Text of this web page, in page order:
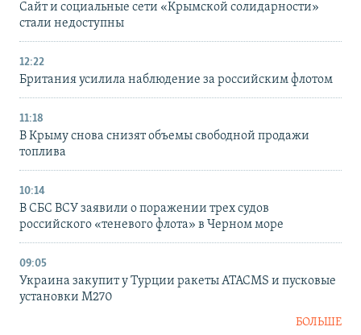
Сайт и социальные сети «Крымской солидарности»
стали недоступны
12:22
Британия усилила наблюдение за российским флотом
11:18
В Крыму снова снизят объемы свободной продажи
топлива
10:14
В СБС ВСУ заявили о поражении трех судов
российского «теневого флота» в Черном море
09:05
Украина закупит у Турции ракеты ATACMS и пусковые
установки M270
БОЛЬШЕ